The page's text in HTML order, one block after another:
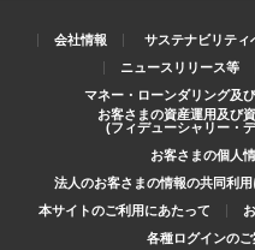
会社情報 サステナビリティ
ニュースリリース等
マネー・ローンダリング及
お客さまの資産運用及び
(フィデューシャリー・
お客さまの個人
法人のお客さまの情報の共同利用
本サイトのご利用にあたって
各種ログインのご